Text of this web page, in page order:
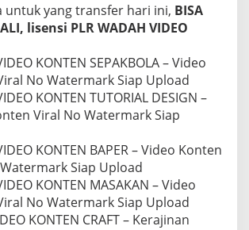
untuk yang transfer hari ini, BISA
lisensi PLR WADAH VIDEO
KONTEN SEPAKBOLA – Video
No Watermark Siap Upload
KONTEN TUTORIAL DESIGN –
Viral No Watermark Siap
KONTEN BAPER – Video Konten
Siap Upload
KONTEN MASAKAN – Video
No Watermark Siap Upload
KONTEN CRAFT – Kerajinan